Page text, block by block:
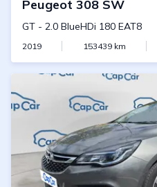
Peugeot 308 SW
GT - 2.0 BlueHDi 180 EAT8
2019 153439km